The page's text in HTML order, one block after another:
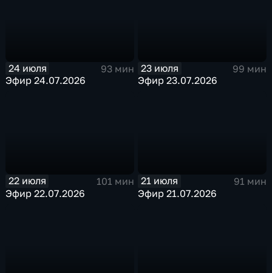
24 июля
93 мин
Эфир 24.07.2026
23 июля
99 мин
Эфир 23.07.2026
22 июля
101 мин
Эфир 22.07.2026
21 июля
91 мин
Эфир 21.07.2026